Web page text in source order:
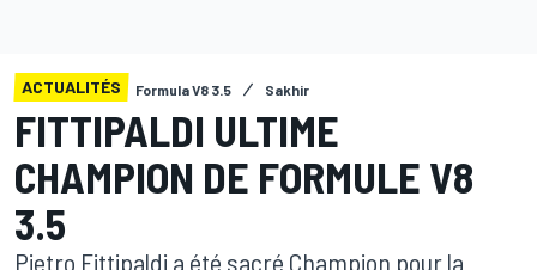
ACTUALITÉS Formula V8 3.5 Sakhir
FITTIPALDI ULTIME
CHAMPION DE FORMULE V8
3.5
Pietro Fittipaldi a été sacré Champion pour la